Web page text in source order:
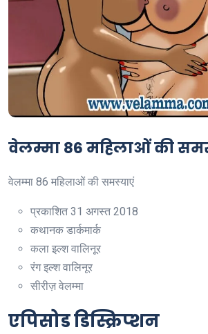
वेलम्मा 86 महिलाओं की
वेलम्मा 86 महिलाओं की समस्याएं
प्रकाशित 31 अगस्त 2018
कथानक डार्कमार्क
कला इल्श वालिनूर
रंगइल्श वालिनूर
सीरीज़ वेलम्मा
एपिसोड डिस्क्रिप्शन